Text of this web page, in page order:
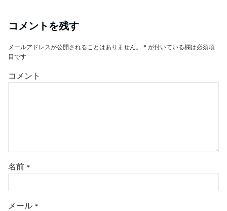
コメントを残す
メールアドレスが公開されることはありません。 * が付いている欄は必須項
目です
コメント
名前 *
メール *